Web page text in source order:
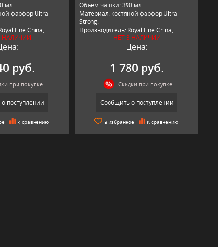
мл.
фарфор Ultra
Fine China,
НАЛИЧИИ
руб.
при покупке
поступлении
К сравнению
Объём чашки: 390 мл.
Материал: костяной фарфор Ultra
Strong.
Производитель: Royal Fine China,
НЕТ В НАЛИЧИИ
Цена:
1 780 руб.
Скидки при покупке
Сообщить о поступлении
В избранное К сравнению